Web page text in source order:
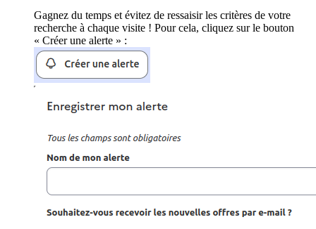
Gagnez du temps et évitez de ressaisir les critères de votre
recherche à chaque visite ! Pour cela, cliquez sur le bouton
« Créer une alerte » :